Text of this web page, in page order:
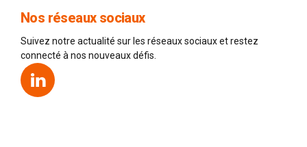
Nos réseaux sociaux
Suivez notre actualité sur les réseaux sociaux et restez
connecté à nos nouveaux défis.